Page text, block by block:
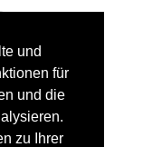
und
für
und die
zu Ihrer